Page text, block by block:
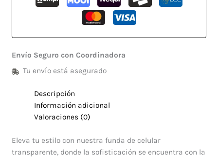
Envío Seguro con Coordinadora
Tu envío está asegurado
Descripción
Información adicional
Valoraciones (0)
Eleva tu estilo con nuestra funda de celular
transparente, donde la sofisticación se encuentra con la